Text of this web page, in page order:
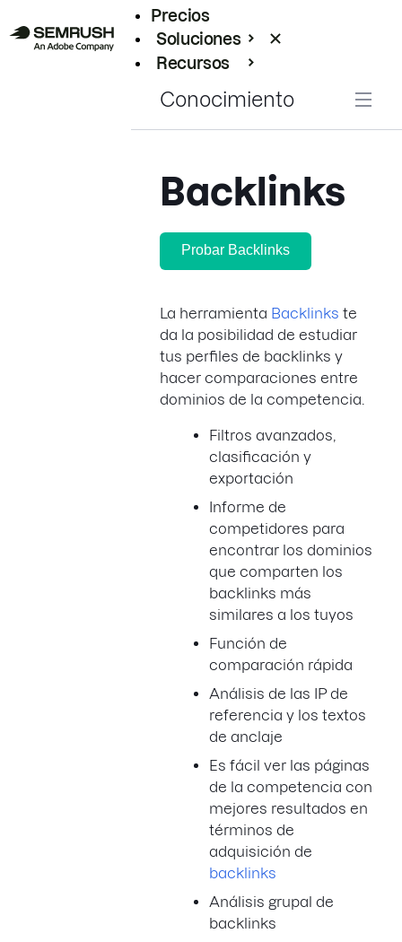
Precios
Soluciones
Recursos
Conocimiento
Backlinks
Probar Backlinks
La herramienta Backlinks te
da la posibilidad de estudiar
tus perfiles de backlinks y
hacer comparaciones entre
dominios de la competencia.
Filtros avanzados,
clasificación y
exportación
Informe de
competidores para
encontrar los dominios
que comparten los
backlinks más
similares a los tuyos
Función de
comparación rápida
Análisis de las IP de
referencia y los textos
de anclaje
Es fácil ver las páginas
de la competencia con
mejores resultados en
términos de
adquisición de
backlinks
Análisis grupal de
backlinks